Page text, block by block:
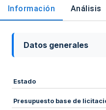
Información Análisis
Datos generales
Estado
Presupuesto base de